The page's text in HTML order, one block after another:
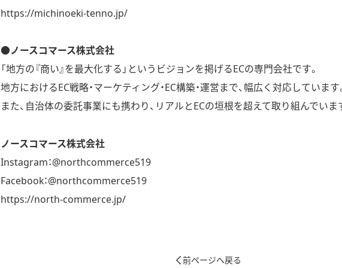
https://michinoeki-tenno.jp/
●ノースコマース株式会社
「地方の『商い』を最大化する」というビジョンを掲げるECの専門会社です。
地方におけるEC戦略・マーケティング・EC構築・運営まで、幅広く対応しています
また、自治体の委託事業にも携わり、リアルとECの垣根を超えて取り組んでいま
ノースコマース株式会社
Instagram：@northcommerce519
Facebook：@northcommerce519
https://north-commerce.jp/
前ページへ戻る